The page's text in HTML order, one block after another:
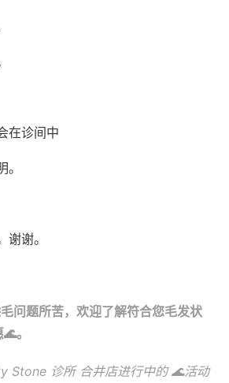
在诊间中
谢。
问题所苦，欢迎了解符合您毛发状
。
Stone 诊所 合井店进行中的 🌊活动